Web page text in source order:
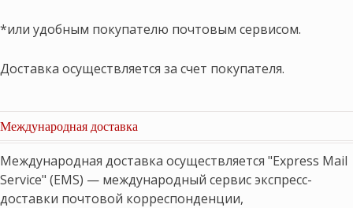
*или удобным покупателю почтовым сервисом.
Доставка осуществляется за счет покупателя.
Международная доставка
Международная доставка осуществляется "Express Mail
Service" (EMS) — международный сервис экспресс-
доставки почтовой корреспонденции,